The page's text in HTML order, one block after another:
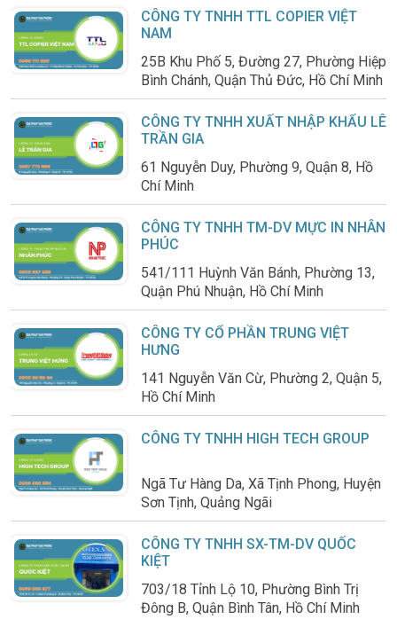
CÔNG TY TNHH TTL COPIER VIỆT
NAM
25B Khu Phố 5, Đường 27, Phường Hiệp
Bình Chánh, Quận Thủ Đức, Hồ Chí Minh
CÔNG TY TNHH XUẤT NHẬP KHẨU LÊ
TRẦN GIA
61 Nguyễn Duy, Phường 9, Quận 8, Hồ
Chí Minh
CÔNG TY TNHH TM-DV MỰC IN NHÂN
PHÚC
541/111 Huỳnh Văn Bánh, Phường 13,
Quận Phú Nhuận, Hồ Chí Minh
CÔNG TY CỔ PHẦN TRUNG VIỆT
HƯNG
141 Nguyễn Văn Cừ, Phường 2, Quận 5,
Hồ Chí Minh
CÔNG TY TNHH HIGH TECH GROUP
Ngã Tư Hàng Da, Xã Tịnh Phong, Huyện
Sơn Tịnh, Quảng Ngãi
CÔNG TY TNHH SX-TM-DV QUỐC
KIỆT
703/18 Tỉnh Lộ 10, Phường Bình Trị
Đông B, Quận Bình Tân, Hồ Chí Minh